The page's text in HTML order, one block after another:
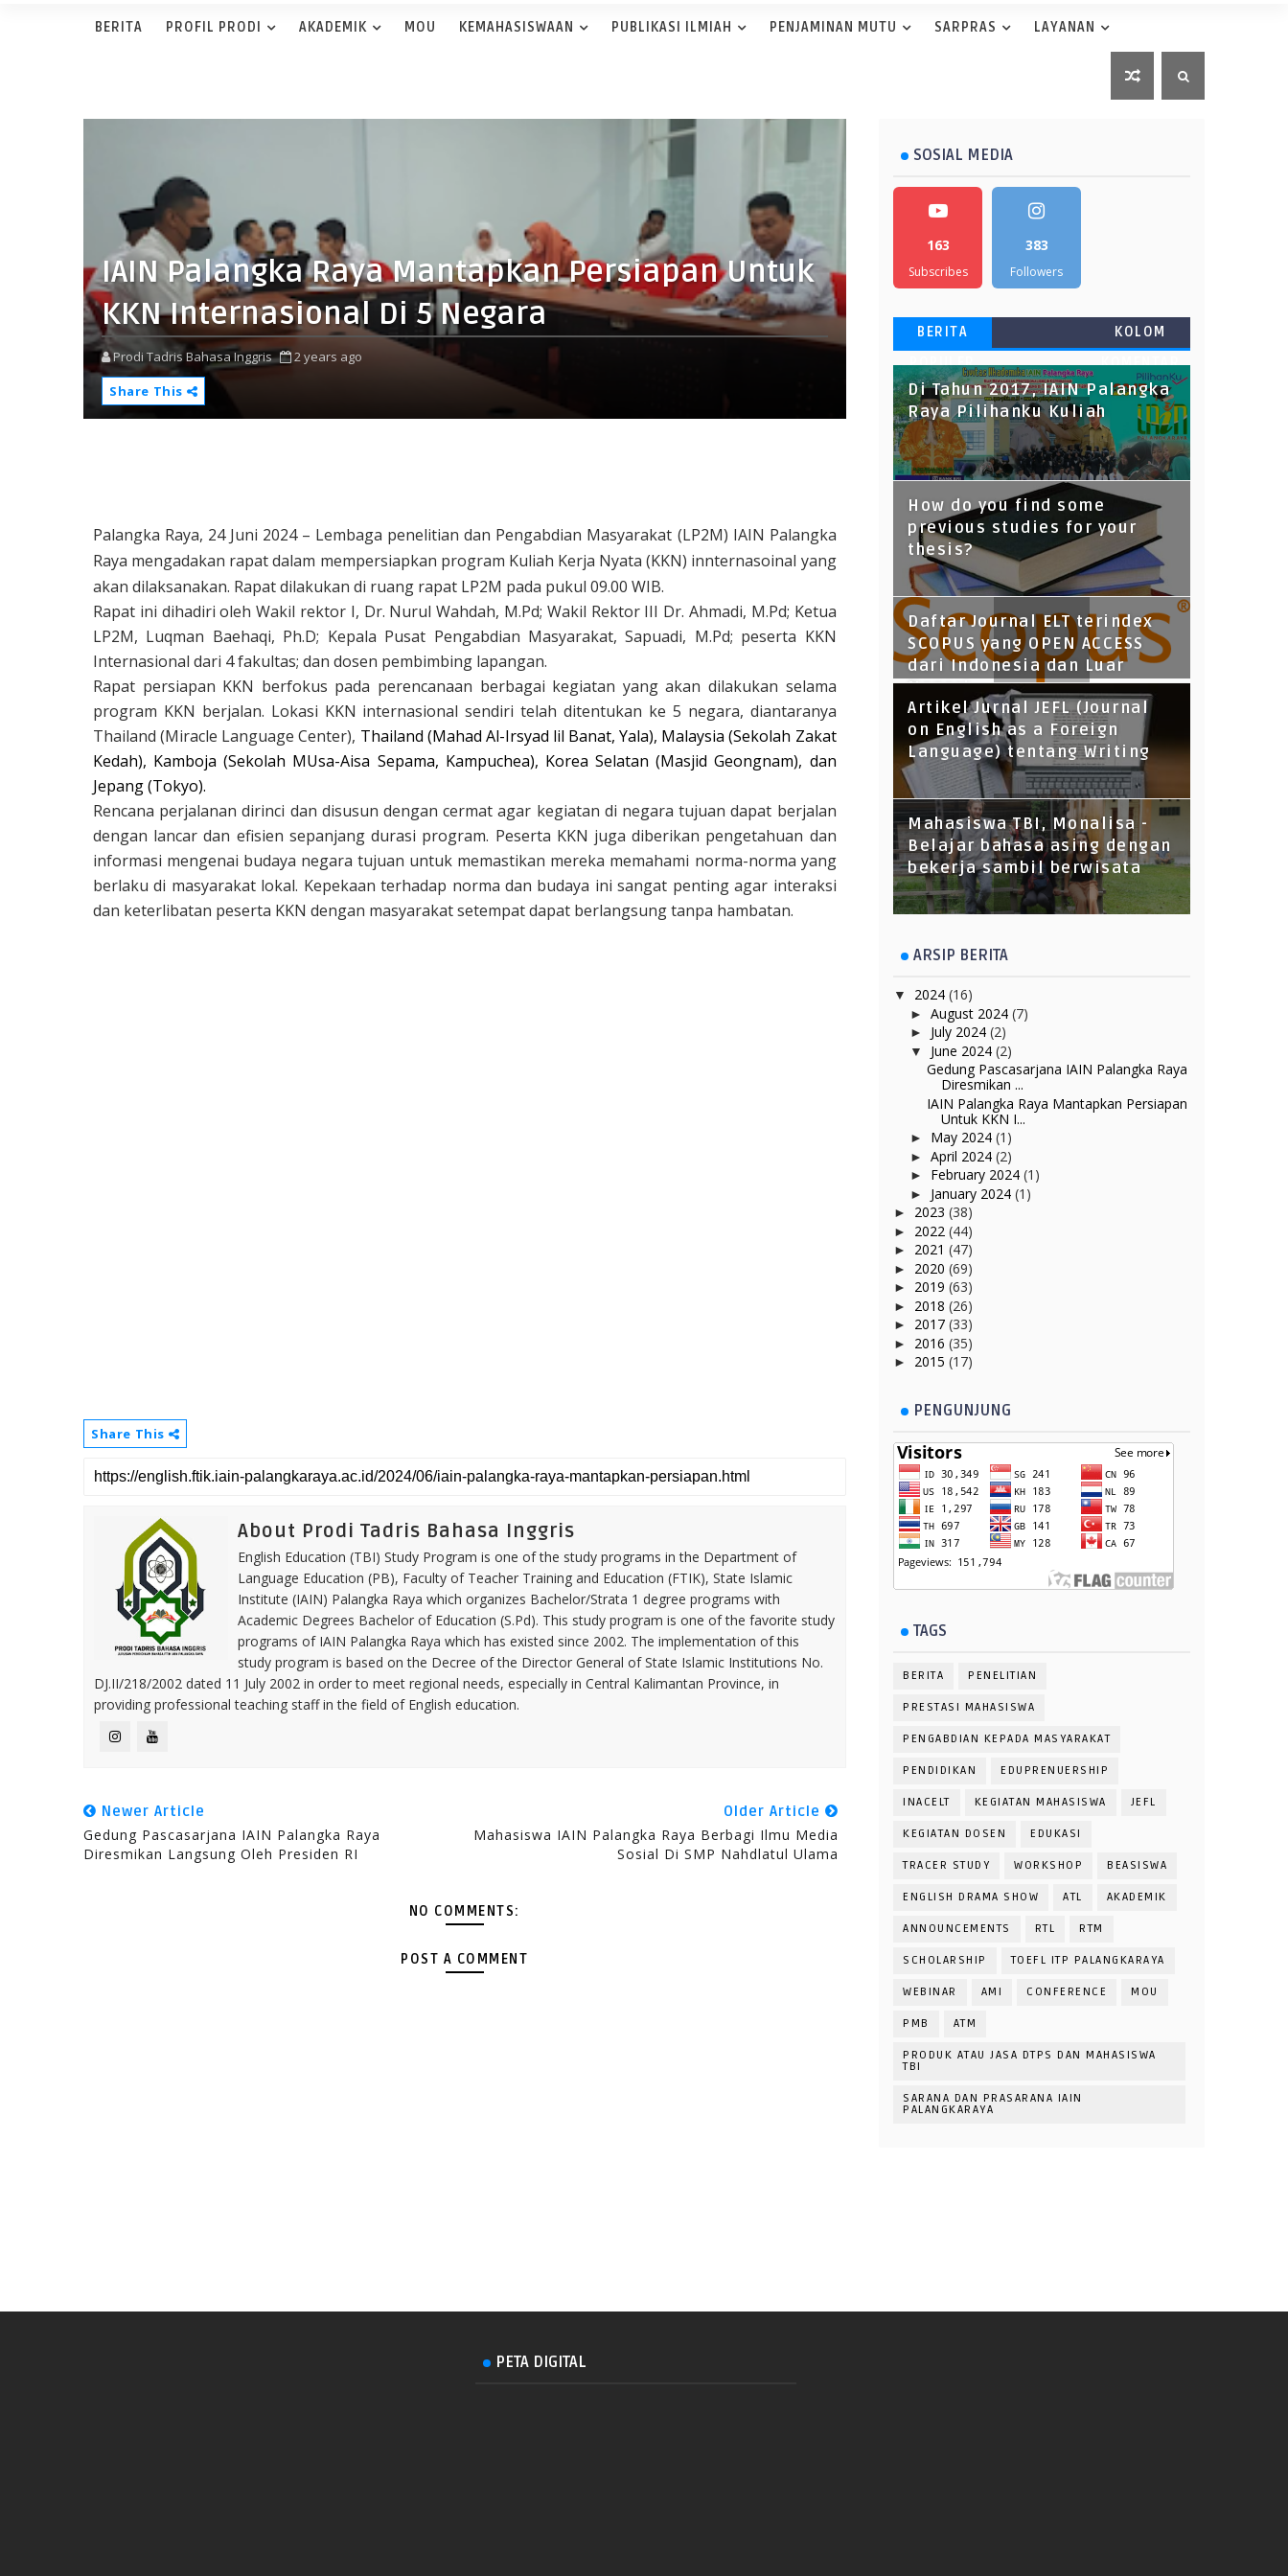
BERITA PROFIL PRODI AKADEMIK MOU KEMAHASISWAAN PUBLIKASI ILMIAH PENJAMINAN MUTU SARPRAS LAYANAN
IAIN Palangka Raya Mantapkan Persiapan Untuk
KKN Internasional Di 5 Negara
Prodi Tadris Bahasa Inggris
2 years ago
Share This
Palangka Raya, 24 Juni 2024 – Lembaga penelitian dan Pengabdian Masyarakat (LP2M) IAIN Palangka
Raya mengadakan rapat dalam mempersiapkan program Kuliah Kerja Nyata (KKN) innternasoinal yang
akan dilaksanakan. Rapat dilakukan di ruang rapat LP2M pada pukul 09.00 WIB.
Rapat ini dihadiri oleh Wakil rektor I, Dr. Nurul Wahdah, M.Pd; Wakil Rektor III Dr. Ahmadi, M.Pd; Ketua
LP2M, Luqman Baehaqi, Ph.D; Kepala Pusat Pengabdian Masyarakat, Sapuadi, M.Pd; peserta KKN
Internasional dari 4 fakultas; dan dosen pembimbing lapangan.
Rapat persiapan KKN berfokus pada perencanaan berbagai kegiatan yang akan dilakukan selama
program KKN berjalan. Lokasi KKN internasional sendiri telah ditentukan ke 5 negara, diantaranya
Thailand (Miracle Language Center), Thailand (Mahad Al-Irsyad lil Banat, Yala), Malaysia (Sekolah Zakat
Kedah), Kamboja (Sekolah MUsa-Aisa Sepama, Kampuchea), Korea Selatan (Masjid Geongnam), dan
Jepang (Tokyo).
Rencana perjalanan dirinci dan disusun dengan cermat agar kegiatan di negara tujuan dapat berjalan
dengan lancar dan efisien sepanjang durasi program. Peserta KKN juga diberikan pengetahuan dan
informasi mengenai budaya negara tujuan untuk memastikan mereka memahami norma-norma yang
berlaku di masyarakat lokal. Kepekaan terhadap norma dan budaya ini sangat penting agar interaksi
dan keterlibatan peserta KKN dengan masyarakat setempat dapat berlangsung tanpa hambatan.
Share This
About Prodi Tadris Bahasa Inggris
English Education (TBI) Study Program is one of the study programs in the Department of
Language Education (PB), Faculty of Teacher Training and Education (FTIK), State Islamic
Institute (IAIN) Palangka Raya which organizes Bachelor/Strata 1 degree programs with
Academic Degrees Bachelor of Education (S.Pd). This study program is one of the favorite study
programs of IAIN Palangka Raya which has existed since 2002. The implementation of this
study program is based on the Decree of the Director General of State Islamic Institutions No.
DJ.II/218/2002 dated 11 July 2002 in order to meet regional needs, especially in Central Kalimantan Province, in
providing professional teaching staff in the field of English education.
Newer Article
Gedung Pascasarjana IAIN Palangka Raya
Diresmikan Langsung Oleh Presiden RI
Older Article
Mahasiswa IAIN Palangka Raya Berbagi Ilmu Media
Sosial Di SMP Nahdlatul Ulama
NO COMMENTS:
POST A COMMENT
SOSIAL MEDIA
163
Subscribes
383
Followers
BERITA
POPULER
KOLOM
KOMENTAR
Di Tahun 2017, IAIN Palangka
Raya Pilihanku Kuliah
How do you find some
previous studies for your
thesis?
Daftar Journal ELT terindex
SCOPUS yang OPEN ACCESS
dari Indonesia dan Luar
Negeri
Artikel Jurnal JEFL (Journal
on English as a Foreign
Language) tentang Writing
Mahasiswa TBI, Monalisa -
Belajar bahasa asing dengan
bekerja sambil berwisata
ARSIP BERITA
▼ 2024 (16)
► August 2024 (7)
► July 2024 (2)
▼ June 2024 (2)
Gedung Pascasarjana IAIN Palangka Raya
Diresmikan ...
IAIN Palangka Raya Mantapkan Persiapan
Untuk KKN I...
► May 2024 (1)
► April 2024 (2)
► February 2024 (1)
► January 2024 (1)
► 2023 (38)
► 2022 (44)
► 2021 (47)
► 2020 (69)
► 2019 (63)
► 2018 (26)
► 2017 (33)
► 2016 (35)
► 2015 (17)
PENGUNJUNG
TAGS
BERITA PENELITIAN
PRESTASI MAHASISWA
PENGABDIAN KEPADA MASYARAKAT
PENDIDIKAN EDUPRENUERSHIP
INACELT KEGIATAN MAHASISWA JEFL
KEGIATAN DOSEN EDUKASI
TRACER STUDY WORKSHOP BEASISWA
ENGLISH DRAMA SHOW ATL AKADEMIK
ANNOUNCEMENTS RTL RTM
SCHOLARSHIP TOEFL ITP PALANGKARAYA
WEBINAR AMI CONFERENCE MOU
PMB ATM
PRODUK ATAU JASA DTPS DAN MAHASISWA
TBI
SARANA DAN PRASARANA IAIN
PALANGKARAYA
PETA DIGITAL